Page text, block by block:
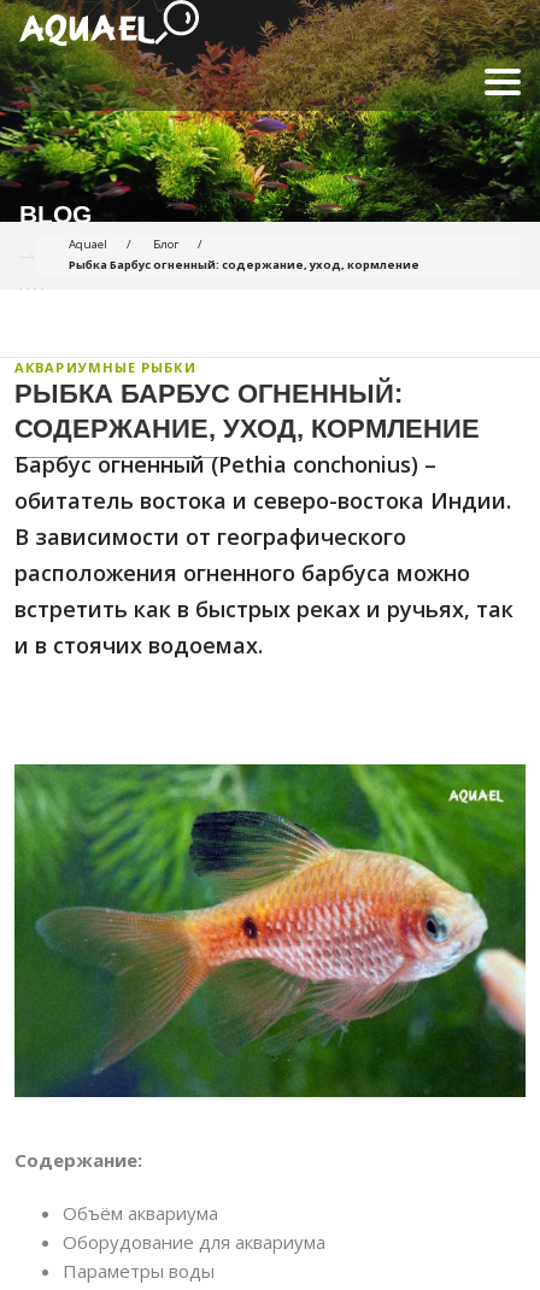
BLOG
Aquael
Блог
Рыбка Барбус огненный: содержание, уход, кормление
АКВАРИУМНЫЕ РЫБКИ
РЫБКА БАРБУС ОГНЕННЫЙ:
СОДЕРЖАНИЕ, УХОД, КОРМЛЕНИЕ
Барбус огненный (Pethia conchonius) –
обитатель востока и северо-востока Индии.
В зависимости от географического
расположения огненного барбуса можно
встретить как в быстрых реках и ручьях, так
и в стоячих водоемах.
Содержание:
Объём аквариума
Оборудование для аквариума
Параметры воды